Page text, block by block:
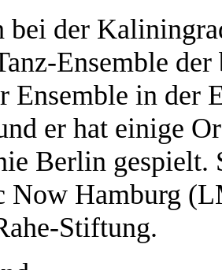
bei der
Ensemble
Ensemble in
er hat einige
Berlin gespielt.
Now Hamburg
Stiftung.